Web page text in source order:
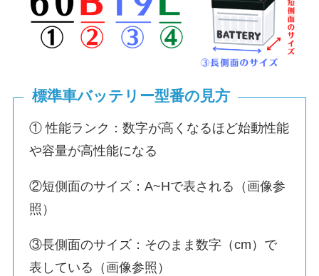
標準車バッテリー型番の見方
① 性能ランク：数字が高くなるほど始動性能
や容量が高性能になる
②短側面のサイズ：A~Hで表される（画像参
照）
③長側面のサイズ：そのまま数字（cm）で
表している（画像参照）